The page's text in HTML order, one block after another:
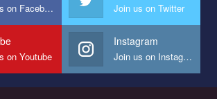
нас и помочь нам реализовать
с насилием и дискриминацией на почве
сделать - это зайти на наш канал YouTube
поставить лайк под видео.
Join us on Facebook Join us on Twitter
on Youtube
Instagram
Join us on Instagram